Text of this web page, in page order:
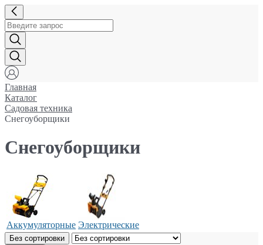
Главная
Каталог
Садовая техника
Снегоуборщики
Снегоуборщики
Аккумуляторные Электрические
Без сортировки